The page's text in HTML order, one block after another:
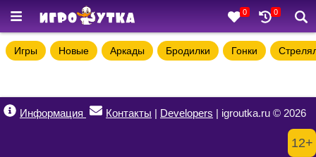
0 0
Игры Новые Аркады Бродилки Гонки
Информация Контакты | Developers | igroutka.ru © 2026
12+